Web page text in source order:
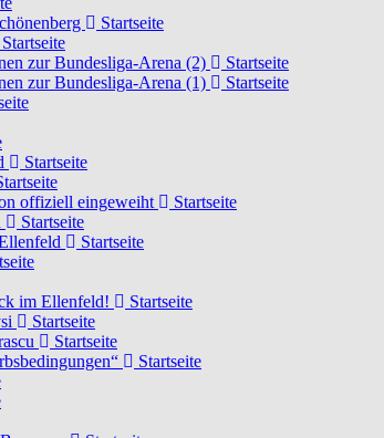
Startseite
Startseite
zur Bundesliga-Arena (2)
Startseite
zur Bundesliga-Arena (1)
Startseite
Startseite
offiziell eingeweiht
Startseite
Startseite
Startseite
im Ellenfeld!
Startseite
Startseite
Startseite
Startseite